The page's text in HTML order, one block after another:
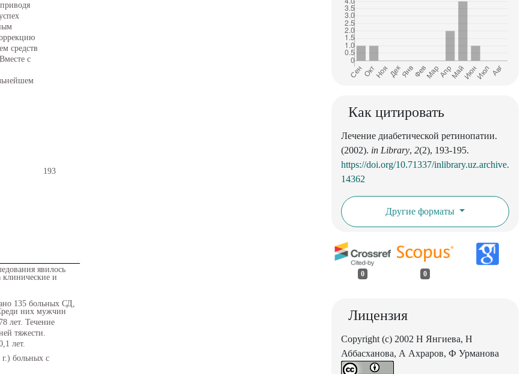
193
средств
с
явилось
и
135 больных СД,
них мужчин
лет. Течение
тяжести.
лет.
больных с
Как цитировать
Лечение диабетической ретинопатии.
(2002). in Library, 2(2), 193-195.
https://doi.org/10.71337/inlibrary.uz.archive.
14362
Другие форматы
0 0
Лицензия
Copyright (c) 2002 Н Янгиева, Н
Аббасханова, А Ахраров, Ф Урманова